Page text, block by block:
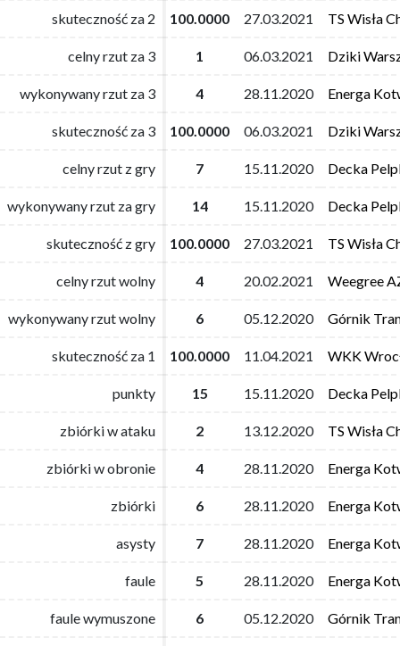
skuteczność za 2 100.0000 27.03.2021 TS Wisła
celny rzut za 3 1 06.03.2021 Dziki
wykonywany rzut za 3 4 28.11.2020 Energa
skuteczność za 3 100.0000 06.03.2021 Dziki
celny rzut z gry 7 15.11.2020 Decka
wykonywany rzut za gry 14 15.11.2020 Decka
skuteczność z gry 100.0000 27.03.2021 TS Wisła
celny rzut wolny 4 20.02.2021 Weegree
wykonywany rzut wolny 6 05.12.2020 Górnik
skuteczność za 1 100.0000 11.04.2021 WKK
punkty 15 15.11.2020 Decka
zbiórki w ataku 2 13.12.2020 TS Wisła
zbiórki w obronie 4 28.11.2020 Energa
zbiórki 6 28.11.2020 Energa
asysty 7 28.11.2020 Energa
faule 5 28.11.2020 Energa
faule wymuszone 6 05.12.2020 Górnik
skuteczność za 2 100.0000 27.03.2021 TS Wisła
celny rzut za 3 1 06.03.2021 Dziki
wykonywany rzut za 3 4 28.11.2020 Energa
skuteczność za 3 100.0000 06.03.2021 Dziki
celny rzut z gry 7 15.11.2020 Decka
wykonywany rzut za gry 14 15.11.2020 Decka
skuteczność z gry 100.0000 27.03.2021 TS Wisła
celny rzut wolny 4 20.02.2021 Weegree
wykonywany rzut wolny 6 05.12.2020 Górnik
skuteczność za 1 100.0000 11.04.2021 WKK
punkty 15 15.11.2020 Decka
zbiórki w ataku 2 13.12.2020 TS Wisła
zbiórki w obronie 4 28.11.2020 Energa
zbiórki 6 28.11.2020 Energa
asysty 7 28.11.2020 Energa
faule 5 28.11.2020 Energa
faule wymuszone 6 05.12.2020 Górnik